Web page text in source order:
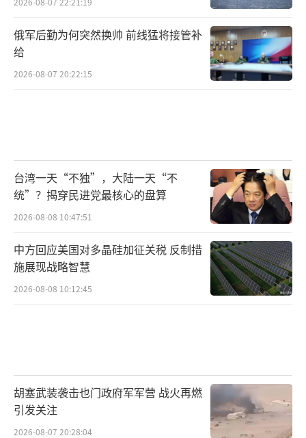
俄军后勤为何突然换帅 前线猛将接管补
给
2026-08-07 20:22:15
台湾一天“不独”，大陆一天“不
统”？揭穿民进党最核心的盘算
2026-08-08 10:47:51
中方回应美国对多晶硅加征关税 反制措
施展现战略智慧
2026-08-08 10:12:45
胡塞武装袭击也门政府军军营 战火再燃
引发关注
2026-08-07 20:28:04